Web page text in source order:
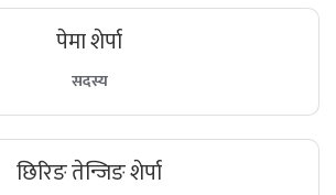
पेमा शेर्पा
सदस्य
छिरिङ तेन्जिङ शेर्पा